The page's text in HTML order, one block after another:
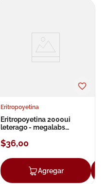
Agregar
Eritropoyetina
Eritropoyetina 2000ui
leterago - megalabs
$36,00
Agregar